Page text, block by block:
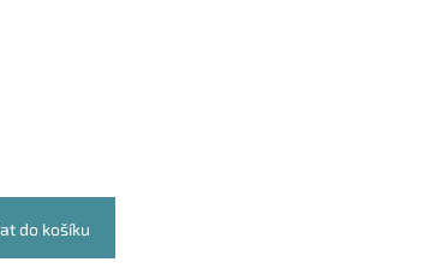
do košíku